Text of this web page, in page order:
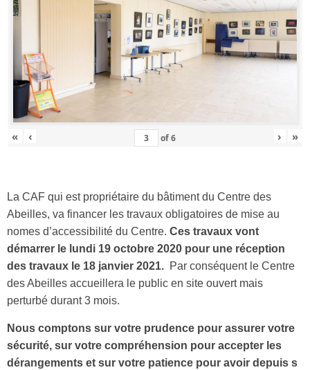
« ‹ of6 › »
La CAF qui est propriétaire du bâtiment du Centre des
Abeilles, va financer les travaux obligatoires de mise au
nomes d’accessibilité du Centre. Ces travaux vont
démarrer le lundi 19 octobre 2020 pour une réception
des travaux le 18 janvier 2021. Par conséquent le Centre
des Abeilles accueillera le public en site ouvert mais
perturbé durant 3 mois.
Nous comptons sur votre prudence pour assurer votre
sécurité, sur votre compréhension pour accepter les
dérangements et sur votre patience pour avoir depuis s